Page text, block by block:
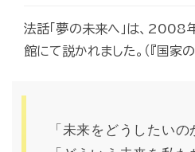
法話「夢の未来へ」は、2008
館にて説かれました。（『国家
「未来をどうしたいの